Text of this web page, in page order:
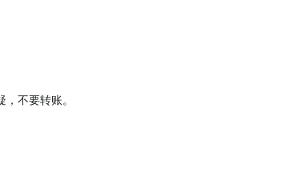
不要转账。